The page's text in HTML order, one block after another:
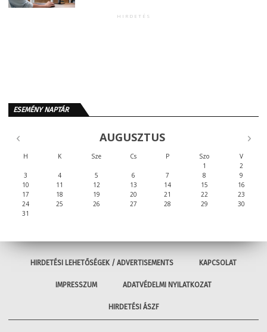
HIRDETÉS
ESEMÉNY NAPTÁR
AUGUSZTUS
H K Sze Cs P Szo
V
1
2
3
4 5 6 7 8
9
10
11 12 13 14 15
16
17
18 19 20 21 22
23
24
25 26 27 28 29
30
31
HIRDETÉSI LEHETŐSÉGEK / ADVERTISEMENTS KAPCSOLAT
IMPRESSZUM ADATVÉDELMI NYILATKOZAT
HIRDETÉSI ÁSZF